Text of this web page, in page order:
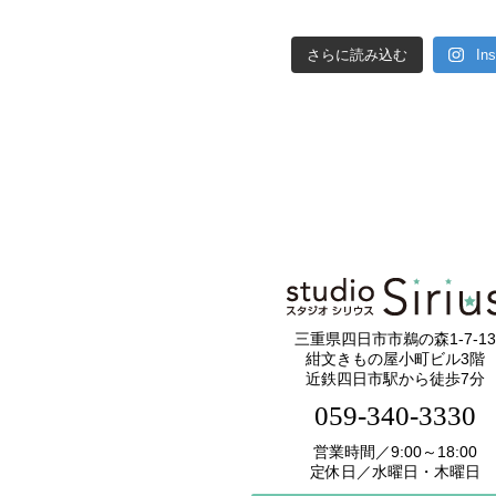
さらに読み込む
三重県四日市市鵜の森1-7-13
紺文きもの屋小町ビル3階
近鉄四日市駅から徒歩7分
059-340-3330
営業時間／9:00～18:00
定休日／水曜日・木曜日